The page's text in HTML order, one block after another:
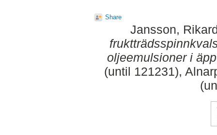
Share
Jansson,
oljeemulsioner i
(until 121231),